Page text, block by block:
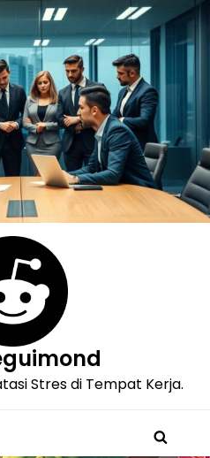
Stres di Tempat Kerja.